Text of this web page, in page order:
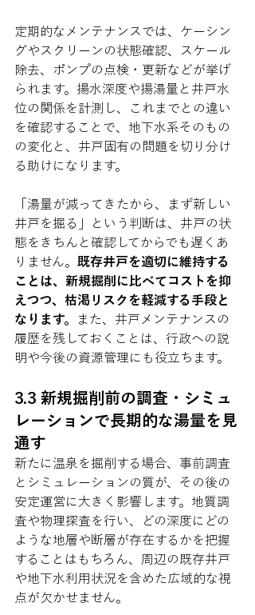
定期的なメンテナンスでは、ケーシン
グやスクリーンの状態確認、スケール
除去、ポンプの点検・更新などが挙げ
られます。揚水深度や揚湯量と井戸水
位の関係を計測し、これまでとの違い
を確認することで、地下水系そのもの
の変化と、井戸固有の問題を切り分け
る助けになります。
「湯量が減ってきたから、まず新しい
井戸を掘る」という判断は、井戸の状
態をきちんと確認してからでも遅くあ
りません。
既存井戸を適切に維持する
ことは、新規掘削に比べてコストを抑
えつつ、枯渇リスクを軽減する手段と
なります。
また、井戸メンテナンスの
履歴を残しておくことは、行政への説
明や今後の資源管理にも役立ちます。
3.3 新規掘削前の調査・シミュ
レーションで長期的な湯量を見
通す
新たに温泉を掘削する場合、事前調査
とシミュレーションの質が、その後の
安定運営に大きく影響します。地質調
査や物理探査を行い、どの深度にどの
ような地層や断層が存在するかを把握
することはもちろん、周辺の既存井戸
や地下水利用状況を含めた広域的な視
点が欠かせません。